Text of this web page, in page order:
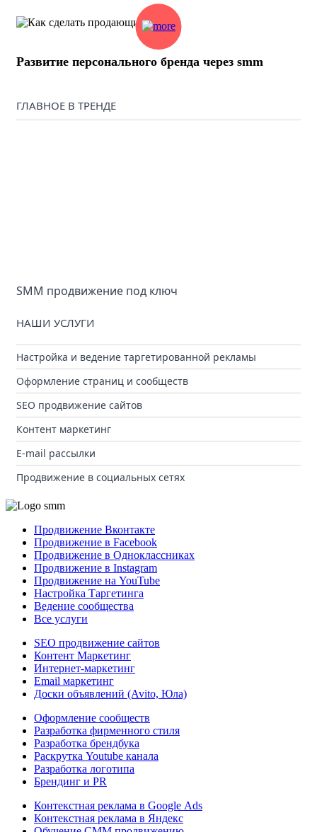
Развитие персонального бренда через smm
ГЛАВНОЕ В ТРЕНДЕ
SMM продвижение под ключ
НАШИ УСЛУГИ
Настройка и ведение таргетированной рекламы
Оформление страниц и сообществ
SEO продвижение сайтов
Контент маркетинг
E-mail рассылки
Продвижение в социальных сетях
Продвижение Вконтакте
Продвижение в Facebook
Продвижение в Одноклассниках
Продвижение в Instagram
Продвижение на YouTube
Настройка Таргетинга
Ведение сообщества
Все услуги
SEO продвижение сайтов
Контент Маркетинг
Интернет-маркетинг
Email маркетинг
Доски объявлений (Avito, Юла)
Оформление сообществ
Разработка фирменного стиля
Разработка брендбука
Раскрутка Youtube канала
Разработка логотипа
Брендинг и PR
Контекстная реклама в Google Ads
Контекстная реклама в Яндекс